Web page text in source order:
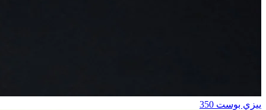
ييزي بوست 350